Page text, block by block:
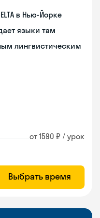
в Нью-Йорке
языки там
лингвистическим
от 1590 ₽ / урок
Выбрать время